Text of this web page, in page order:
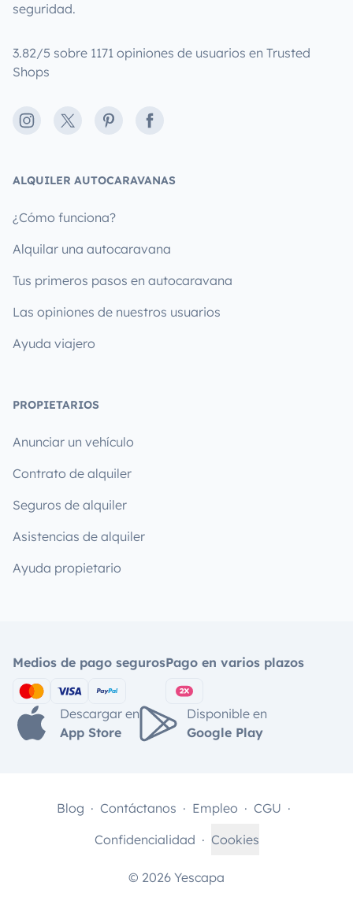
seguridad.
3.82/5 sobre 1171 opiniones de usuarios en Trusted
Shops
Instagram
X PinterestFacebook
ALQUILER AUTOCARAVANAS
¿Cómo funciona?
Alquilar una autocaravana
Tus primeros pasos en autocaravana
Las opiniones de nuestros usuarios
Ayuda viajero
PROPIETARIOS
Anunciar un vehículo
Contrato de alquiler
Seguros de alquiler
Asistencias de alquiler
Ayuda propietario
Medios de pago segurosPago en varios plazos
Descargar en
App Store
Disponible en
Google Play
© 2026 Yescapa
Blog Contáctanos Empleo
CGU
Confidencialidad
Cookies